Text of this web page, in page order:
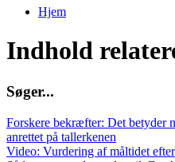
Hjem
Indhold
Søger...
Forskere bekræfter: Det betyder
anrettet på tallerkenen
Video: Vurdering af måltidet